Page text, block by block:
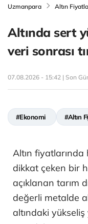
Uzmanpara Altın
Altında sert
veri sonrası
07.08.2026 - 15:42 | Son
#Ekonomi #Altın
Altın
dikkat çeken bir
açıklanan tarım
değerli metalde
altındaki